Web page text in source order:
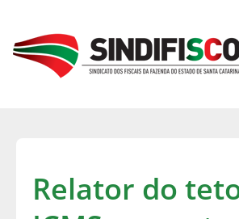
Relator do